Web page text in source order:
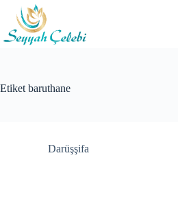
content
Etiket baruthane
Darüşşifa